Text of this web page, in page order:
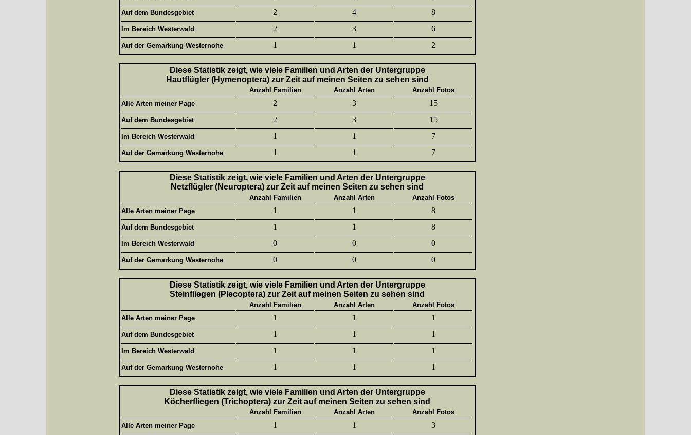
Auf dem Bundesgebiet 2 4 8
Im Bereich Westerwald 2 3 6
Auf der Gemarkung Westernohe 1 1 2
Diese Statistik zeigt, wie viele Familien und Arten der Untergruppe
Hautflügler (Hymenoptera) zur Zeit auf meinen Seiten zu sehen sind
Anzahl Familien Anzahl Arten
Anzahl Fotos
Alle Arten meiner Page
2 3 15
Auf dem Bundesgebiet 2 3 15
Im Bereich Westerwald 1 1 7
Auf der Gemarkung Westernohe 1 1 7
Diese Statistik zeigt, wie viele Familien und Arten der Untergruppe
Netzflügler (Neuroptera) zur Zeit auf meinen Seiten zu sehen sind
Anzahl Familien Anzahl Arten
Anzahl Fotos
Alle Arten meiner Page
1 1 8
Auf dem Bundesgebiet 1 1 8
Im Bereich Westerwald 0 0 0
Auf der Gemarkung Westernohe 0 0 0
Diese Statistik zeigt, wie viele Familien und Arten der Untergruppe
Steinfliegen (Plecoptera) zur Zeit auf meinen Seiten zu sehen sind
Anzahl Familien Anzahl Arten
Anzahl Fotos
Alle Arten meiner Page
1 1 1
Auf dem Bundesgebiet 1 1 1
Im Bereich Westerwald 1 1 1
Auf der Gemarkung Westernohe 1 1 1
Diese Statistik zeigt, wie viele Familien und Arten der Untergruppe
Köcherfliegen (Trichoptera) zur Zeit auf meinen Seiten zu sehen sind
Anzahl Familien Anzahl Arten
Anzahl Fotos
Alle Arten meiner Page
1 1 3